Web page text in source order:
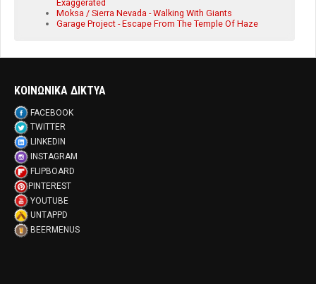
Exaggerated
Moksa / Sierra Nevada - Walking With Giants
Garage Project - Escape From The Temple Of Haze
ΚΟΙΝΩΝΙΚΑ ΔΙΚΤΥΑ
FACEBOOK
TWITTER
LINKEDIN
INSTAGRAM
FLIPBOARD
PINTEREST
YOUTUBE
UNTAPPD
BEERMENUS